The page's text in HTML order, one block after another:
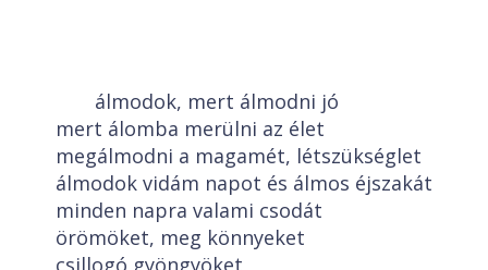
álmodok, mert álmodni jó
mert álomba merülni az élet
megálmodni a magamét, létszükséglet
álmodok vidám napot és álmos éjszakát
minden napra valami csodát
örömöket, meg könnyeket
csillogó gyöngyöket